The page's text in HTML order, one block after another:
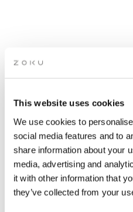
This website uses cookies
We use cookies to
social media features and to
share information about your
media, advertising and
it with other information that
they’ve collected from your
FORÅRS-
I samarbejde